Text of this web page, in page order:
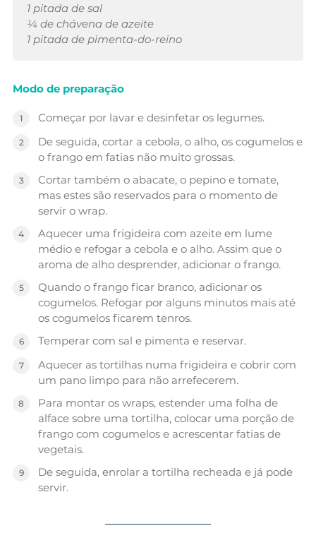
1 pitada de sal
¼ de chávena de azeite
1 pitada de pimenta-do-reino
Modo de preparação
Começar por lavar e desinfetar os legumes.
De seguida, cortar a cebola, o alho, os cogumelos e
o frango em fatias não muito grossas.
Cortar também o abacate, o pepino e tomate,
mas estes são reservados para o momento de
servir o wrap.
Aquecer uma frigideira com azeite em lume
médio e refogar a cebola e o alho. Assim que o
aroma de alho desprender, adicionar o frango.
Quando o frango ficar branco, adicionar os
cogumelos. Refogar por alguns minutos mais até
os cogumelos ficarem tenros.
Temperar com sal e pimenta e reservar.
Aquecer as tortilhas numa frigideira e cobrir com
um pano limpo para não arrefecerem.
Para montar os wraps, estender uma folha de
alface sobre uma tortilha, colocar uma porção de
frango com cogumelos e acrescentar fatias de
vegetais.
De seguida, enrolar a tortilha recheada e já pode
servir.